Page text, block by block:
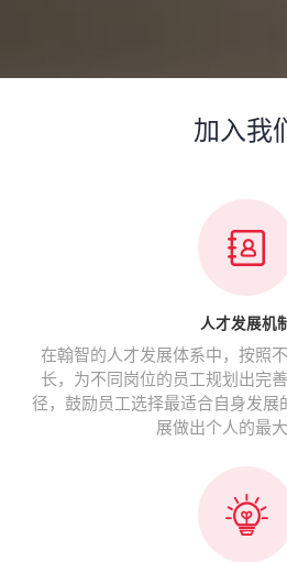
加入我们
人才发展机
在翰智的人才发展体系中，按照
长，为不同岗位的员工规划出完
径，鼓励员工选择最适合自身发展
展做出个人的最大